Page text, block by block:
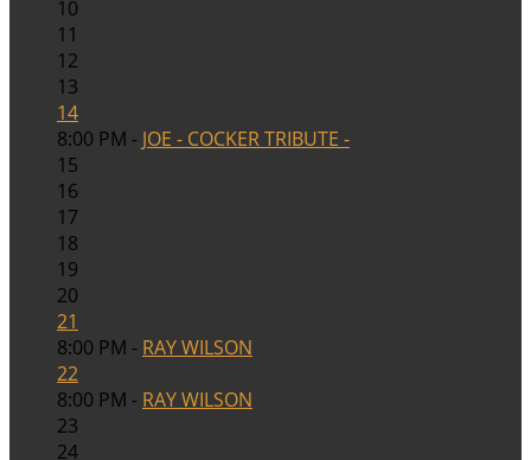
10
11
12
13
14
8:00 PM - JOE - COCKER TRIBUTE -
15
16
17
18
19
20
21
8:00 PM - RAY WILSON
22
8:00 PM - RAY WILSON
23
24